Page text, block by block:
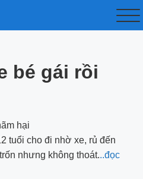
bé gái rồi
tuổi cho đi nhờ xe, rủ đến
nhưng không thoát...đọc